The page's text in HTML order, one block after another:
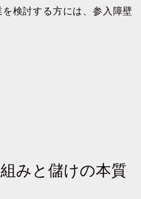
検討する方には、参入障壁
みと儲けの本質